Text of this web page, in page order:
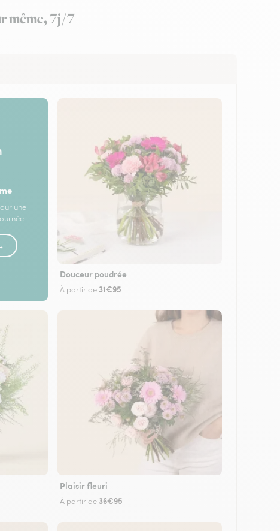
même, 7j/7
une
Douceur poudrée
À partir de 31€95
Plaisir fleuri
À partir de 36€95